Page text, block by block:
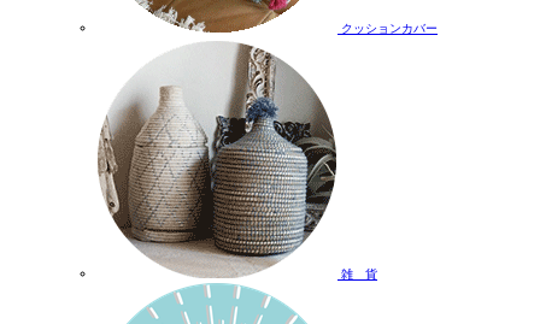
クッションカバー
雑 貨